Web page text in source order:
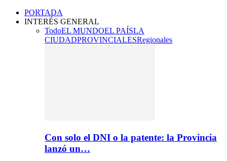
PORTADA
INTERÉS GENERAL
TodoEL MUNDOEL PAÍSLA
CIUDADPROVINCIALESRegionales
Con solo el DNI o la patente: la Provincia
lanzó un…